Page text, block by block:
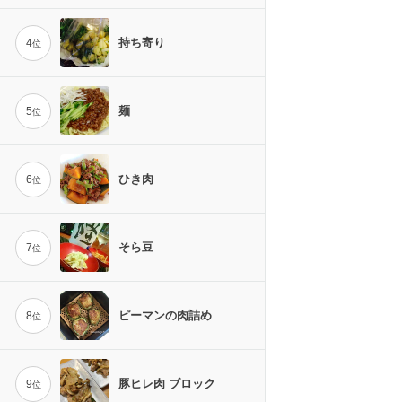
4位 持ち寄り
5位 麺
6位 ひき肉
7位 そら豆
8位 ピーマンの肉詰め
9位 豚ヒレ肉 ブロック